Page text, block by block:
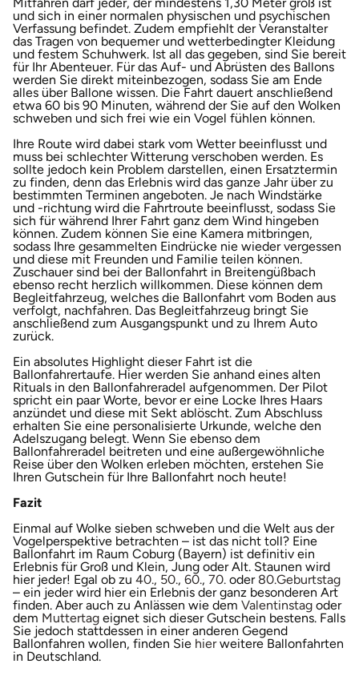
und sich in einer normalen physischen und psychischen
Verfassung befindet. Zudem empfiehlt der Veranstalter
das Tragen von bequemer und wetterbedingter Kleidung
und festem Schuhwerk. Ist all das gegeben, sind Sie bereit
für Ihr Abenteuer. Für das Auf- und Abrüsten des Ballons
werden Sie direkt miteinbezogen, sodass Sie am Ende
alles über Ballone wissen. Die Fahrt dauert anschließend
etwa 60 bis 90 Minuten, während der Sie auf den Wolken
schweben und sich frei wie ein Vogel fühlen können.
Ihre Route wird dabei stark vom Wetter beeinflusst und
muss bei schlechter Witterung verschoben werden. Es
sollte jedoch kein Problem darstellen, einen Ersatztermin
zu finden, denn das Erlebnis wird das ganze Jahr über zu
bestimmten Terminen angeboten. Je nach Windstärke
und -richtung wird die Fahrtroute beeinflusst, sodass Sie
sich für während Ihrer Fahrt ganz dem Wind hingeben
können. Zudem können Sie eine Kamera mitbringen,
sodass Ihre gesammelten Eindrücke nie wieder vergessen
und diese mit Freunden und Familie teilen können.
Zuschauer sind bei der Ballonfahrt in Breitengüßbach
ebenso recht herzlich willkommen. Diese können dem
Begleitfahrzeug, welches die Ballonfahrt vom Boden aus
verfolgt, nachfahren. Das Begleitfahrzeug bringt Sie
anschließend zum Ausgangspunkt und zu Ihrem Auto
zurück.
Ein absolutes Highlight dieser Fahrt ist die
Ballonfahrertaufe. Hier werden Sie anhand eines alten
Rituals in den Ballonfahreradel aufgenommen. Der Pilot
spricht ein paar Worte, bevor er eine Locke Ihres Haars
anzündet und diese mit Sekt ablöscht. Zum Abschluss
erhalten Sie eine personalisierte Urkunde, welche den
Adelszugang belegt. Wenn Sie ebenso dem
Ballonfahreradel beitreten und eine außergewöhnliche
Reise über den Wolken erleben möchten, erstehen Sie
Ihren Gutschein für Ihre Ballonfahrt noch heute!
Fazit
Einmal auf Wolke sieben schweben und die Welt aus der
Vogelperspektive betrachten – ist das nicht toll? Eine
Ballonfahrt im Raum Coburg (Bayern) ist definitiv ein
Erlebnis für Groß und Klein, Jung oder Alt. Staunen wird
hier jeder! Egal ob zu 40.öffnet in neuem Fenster
, 50.öffnet in neuem Fenster
, 60.öffnet in neuem Fenster
, 70.öffnet in neuem
oder 80.öffnet in
Geburtstag
– ein jeder wird hier ein Erlebnis der ganz besonderen Art
finden. Aber auch zu Anlässen wie dem Valentinstagöffnet
oder
dem Muttertagöffnet in neuem Fenster
eignet sich dieser Gutschein bestens. Falls
Sie jedoch stattdessen in einer anderen Gegend
Ballonfahren wollen, finden Sie hieröffnet in neuem Fenster
weitere Ballonfahrten
in Deutschland.